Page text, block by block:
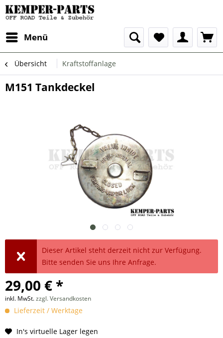
Menü
Übersicht Kraftstoffanlage
M151 Tankdeckel
Dieser Artikel steht derzeit nicht zur Verfügung.
Bitte senden Sie uns Ihre Anfrage.
29,00 € *
inkl. MwSt.zzgl. Versandkosten
Lieferzeit / Werktage
In's virtuelle Lager legen